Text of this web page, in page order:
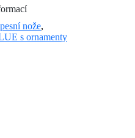
nože,
s ornamenty